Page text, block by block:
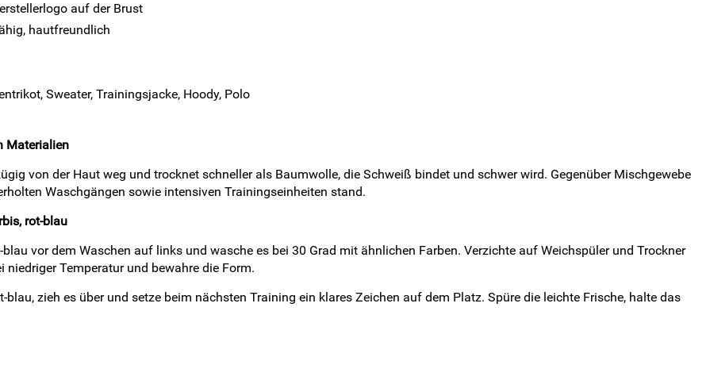
auf der Brust
hautfreundlich
Sweater, Trainingsjacke, Hoody, Polo
Materialien
von der Haut weg und trocknet schneller als Baumwolle, die Schweiß bindet und schwer wird. Gegenüber Mischgewebe
Waschgängen sowie intensiven Trainingseinheiten stand.
rot-blau
vor dem Waschen auf links und wasche es bei 30 Grad mit ähnlichen Farben. Verzichte auf Weichspüler und Trockner
Temperatur und bewahre die Form.
zieh es über und setze beim nächsten Training ein klares Zeichen auf dem Platz. Spüre die leichte Frische, halte das